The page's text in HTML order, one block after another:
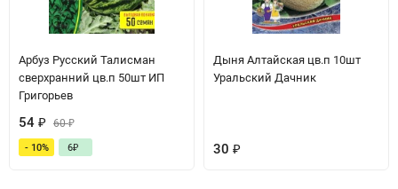
Арбуз Русский Талисман
сверхранний цв.п 50шт ИП
Григорьев
54 ₽ 60₽
- 10% 6₽
Дыня Алтайская цв.п 10шт
Уральский Дачник
30 ₽